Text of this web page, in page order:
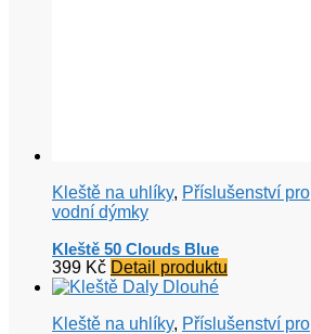
Kleště na uhlíky, Příslušenství pro
vodní dýmky
Kleště 50 Clouds Blue
399 Kč Detail produktu
Kleště na uhlíky, Příslušenství pro